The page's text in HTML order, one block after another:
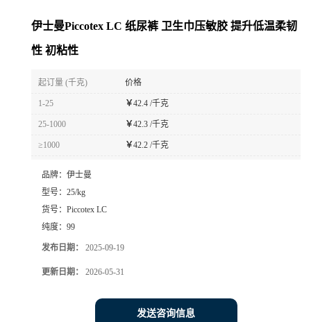
伊士曼Piccotex LC 纸尿裤 卫生巾压敏胶 提升低温柔韧
性 初粘性
起订量 (千克) 价格
1-25 ￥42.4 /千克
25-1000 ￥42.3 /千克
≥1000 ￥42.2 /千克
品牌： 伊士曼
型号： 25/kg
货号： Piccotex LC
纯度： 99
发布日期： 2025-09-19
更新日期： 2026-05-31
发送咨询信息